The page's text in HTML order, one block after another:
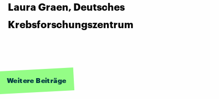
Laura Graen, Deutsches
Krebsforschungszentrum
Weitere Beiträge